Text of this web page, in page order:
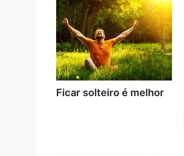
Ficar solteiro é melhor